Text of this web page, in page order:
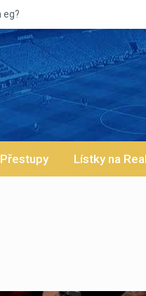
Přestupy Lístky na Real